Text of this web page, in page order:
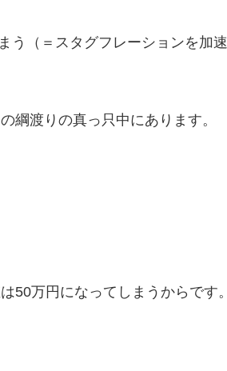
う（＝スタグフレーションを加速
綱渡りの真っ只中にあります。
50万円になってしまうからです。